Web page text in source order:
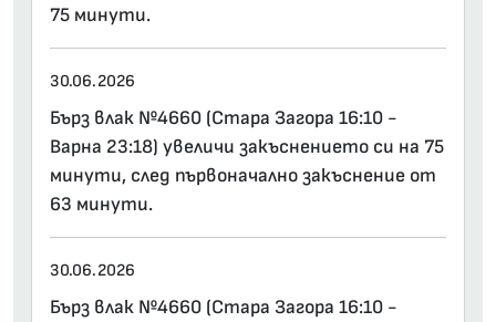
75 минути.
30.06.2026
Бърз влак №4660 (Стара Загора 16:10 -
Варна 23:18) увеличи закъснението си на 75
минути, след първоначално закъснение от
63 минути.
30.06.2026
Бърз влак №4660 (Стара Загора 16:10 -